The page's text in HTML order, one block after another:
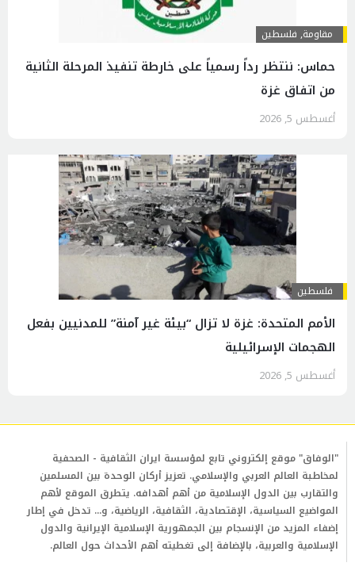
مقاومة, فلسطين
حماس: ننتظر رداً رسمياً على خارطة تنفيذ المرحلة الثانية
من اتفاق غزة
أغسطس 5, 2026
فلسطين
الأمم المتحدة: غزة لا تزال “بيئة غير آمنة” للمدنيين بفعل
الهجمات الإسرائيلية
أغسطس 5, 2026
"الوفاق" موقع إلكتروني تابع لمؤسسة ايران الثقافية - الصحفية
لمخاطبة العالم العربي والإسلامي. تعزيز أركان الوحدة بين المسلمين
والتقارب بين الدول الإسلامية من أهم أهدافه. يتطرق الموقع لأهم
المواضيع السياسية، الإقتصادية، الثقافية، الرياضية، و... تدخل في إطار
إضفاء المزيد من الإنسجام بين الجمهورية الإسلامية الإيرانية والدول
الإسلامية والعربية، بالإضافة إلى تغطيته أهم الأحداث حول العالم.